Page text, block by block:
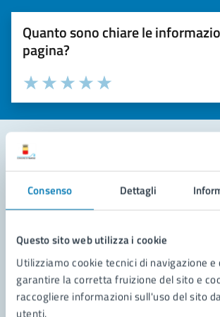
Consenso Dettagli
Questo sito web utilizza i cookie
Utilizziamo cookie tecnici di navigazione e
garantire la corretta fruizione del sito e
raccogliere informazioni sull'uso del sito
utenti.
Quanto sono chiare le
pagina?
Valuta la chiarezza delle informazioni (da 1 a 5
Seleziona il numero di stelle per
Valuta 5 stelle su 5
Valuta 4 stelle su 5
Valuta 3 stelle su 5
Valuta 2 stelle su 5
Valuta 1 stelle su 5
Leggi le domande frequenti
Richiedi assistenza
Prenota appuntamento
Problemi in città